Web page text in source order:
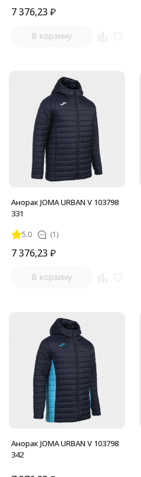
7 376,23 ₽
В корзину
Анорак JOMA URBAN V 103798
331
5.0 (1)
7 376,23 ₽
В корзину
Анорак JOMA URBAN V 103798
342